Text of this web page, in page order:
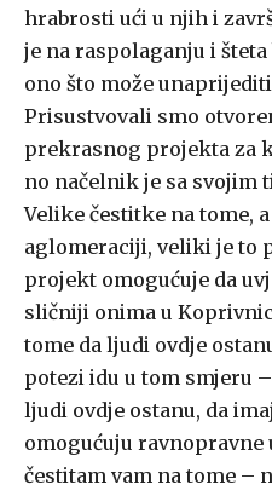
hrabrosti ući u njih i
je na raspolaganju i
ono što može
Prisustvovali smo
prekrasnog projekta za
no načelnik je sa svojim
Velike čestitke na tome,
aglomeraciji, veliki je to
projekt omogućuje da
sličniji onima u
tome da ljudi ovdje
potezi idu u tom smjeru
ljudi ovdje ostanu, da
omogućuju ravnopravne
čestitam vam na tome –